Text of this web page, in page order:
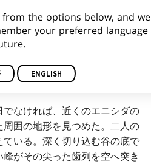
なければ、近くのエニシダの
囲の地形を見つめた。二人の
いる。深く切り込む谷の底で
がその尖った歯列を空へ突き
from the options below, and we
your preferred language
ENGLISH